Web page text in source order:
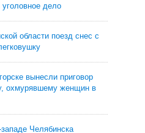
уголовное дело
области поезд снес с
вынесли приговор
охмурявшему женщин в
Челябинска